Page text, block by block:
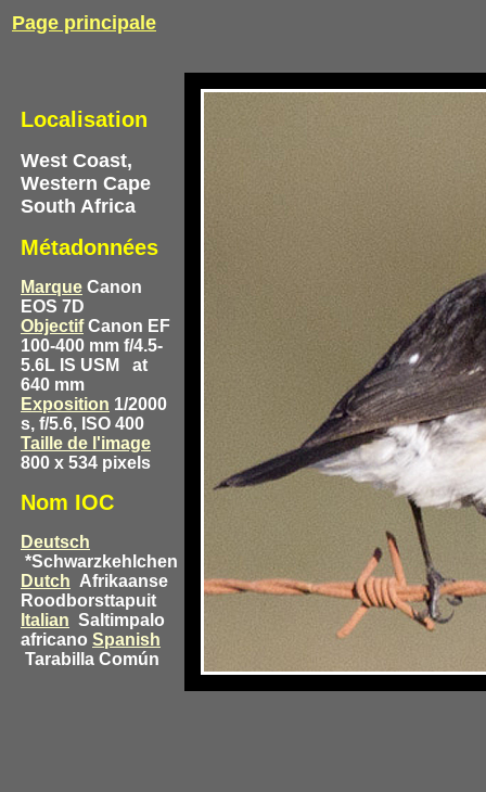
Page principale
Localisation
West Coast,
Western Cape
South Africa
Métadonnées
Marque Canon
EOS 7D
ObjectifCanon EF
100-400 mm f/4.5-
5.6L IS USM
at
640 mm
Exposition 1/2000
s, f/5.6, ISO 400
Taille de l'image
800 x 534 pixels
Nom IOC
Deutsch
*Schwarzkehlchen
Dutch Afrikaanse
Roodborsttapuit
Italian Saltimpalo
africano Spanish
Tarabilla Común